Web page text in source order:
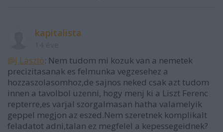
kapitalista
@J.László: Nem tudom mi kozuk van a nemetek
precizitasanak es felmunka vegzesehez a
hozzaszolasomhoz,de sajnos neked csak azt tudom
innen a tavolbol uzenni, hogy menj ki a Liszt Ferenc
repterre,es varjal szorgalmasan hatha valamelyik
geppel megjon az eszed.Nem szeretnek komplikalt
feladatot adni,talan ez megfelel a kepessegeidnek?